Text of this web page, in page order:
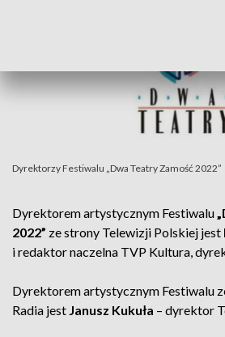
Dyrektorzy Festiwalu „Dwa Teatry Zamość 2022”
Dyrektorem artystycznym Festiwalu
2022” ze strony Telewizji Polskiej jest
i redaktor naczelna TVP Kultura,
Dyrektorem artystycznym Festiwalu
Radia jest Janusz Kukuła – dyrektor